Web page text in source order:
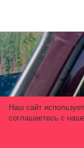
Наш сайт
соглашаетесь с